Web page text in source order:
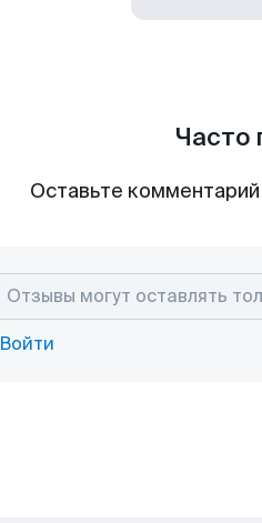
Часто
Оставьте
Войти